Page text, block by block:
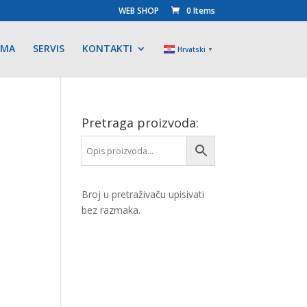
WEB SHOP 0 Items
SERVIS KONTAKTI Hrvatski ▼
Pretraga proizvoda:
Broj u pretraživaču upisivati
bez razmaka.